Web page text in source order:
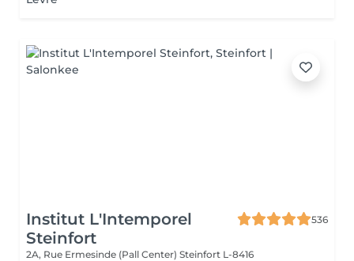
Institut L'Intemporel
Steinfort
536
2A, Rue Ermesinde (Pall Center) Steinfort L-8416